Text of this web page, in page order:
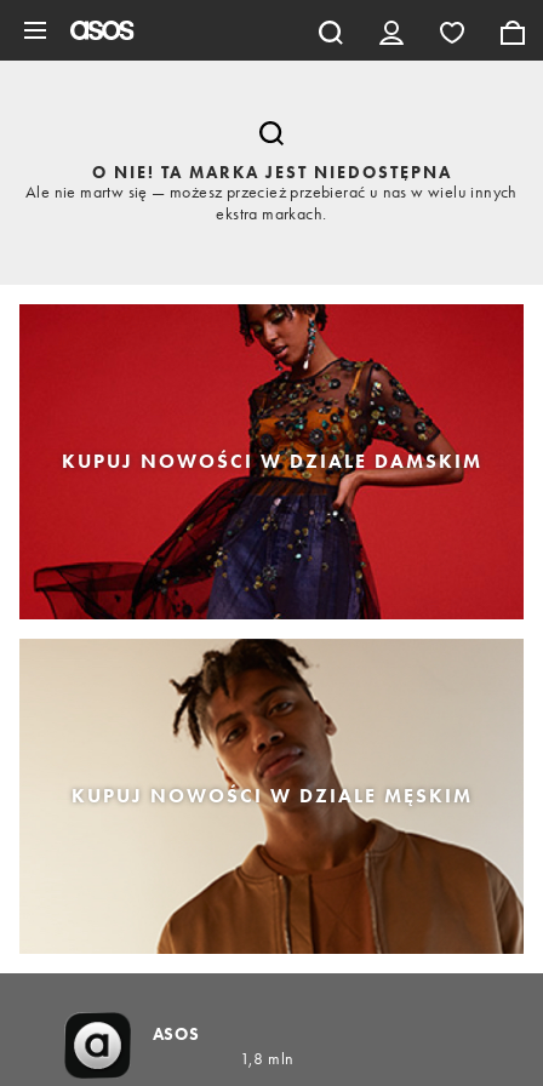
O NIE! TA MARKA JEST NIEDOSTĘPNA
Ale nie martw się — możesz przecież przebierać u nas w wielu innych
ekstra markach.
KUPUJ NOWOŚCI W DZIALE DAMSKIM
KUPUJ NOWOŚCI W DZIALE MĘSKIM
ASOS
1,8 mln